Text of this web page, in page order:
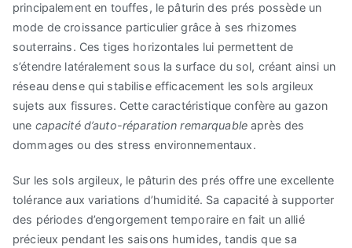
principalement en touffes, le pâturin des prés possède un
mode de croissance particulier grâce à ses rhizomes
souterrains. Ces tiges horizontales lui permettent de
s’étendre latéralement sous la surface du sol, créant ainsi un
réseau dense qui stabilise efficacement les sols argileux
sujets aux fissures. Cette caractéristique confère au gazon
une capacité d’auto-réparation remarquable après des
dommages ou des stress environnementaux.
Sur les sols argileux, le pâturin des prés offre une excellente
tolérance aux variations d’humidité. Sa capacité à supporter
des périodes d’engorgement temporaire en fait un allié
précieux pendant les saisons humides, tandis que sa